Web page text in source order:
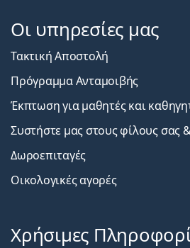
Οι υπηρεσίες μας
Τακτική Αποστολή
Πρόγραμμα Ανταμοιβής
Έκπτωση για μαθητές και
Συστήστε μας στους φίλους σας
Δωροεπιταγές
Οικολογικές αγορές
Χρήσιμες